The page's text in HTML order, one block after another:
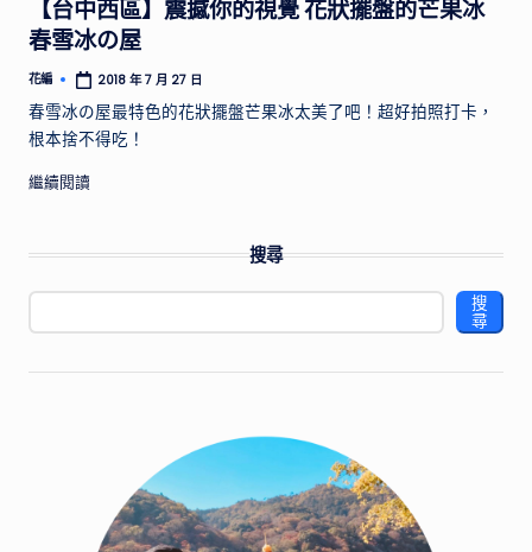
行
規
劃
和
景
薦，
探
【台中西區】震撼你的視覺 花狀擺盤的芒果冰
春雪冰の屋
Posted
by
花編 2018 年 7 月 27 日
春雪冰の屋最特色的花狀擺盤芒果冰太美了吧！超好拍照打卡，
根本捨不得吃！
繼續閱讀
搜尋
搜
尋